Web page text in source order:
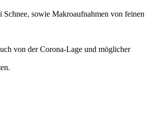
sowie Makroaufnahmen von feinen
von der Corona-Lage und möglicher